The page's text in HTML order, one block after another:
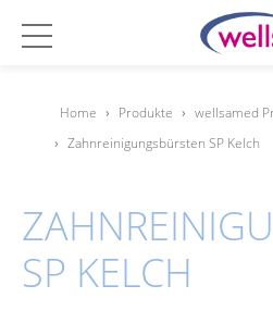
Home › Produkte › wellsamed
› Zahnreinigungsbürsten SP Kelch
SP KELCH